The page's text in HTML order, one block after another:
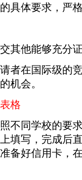
具体要求，严
他能够充分证
在国际级的竞
机会。
格
同学校的要求
填写，完成后
备好信用卡，